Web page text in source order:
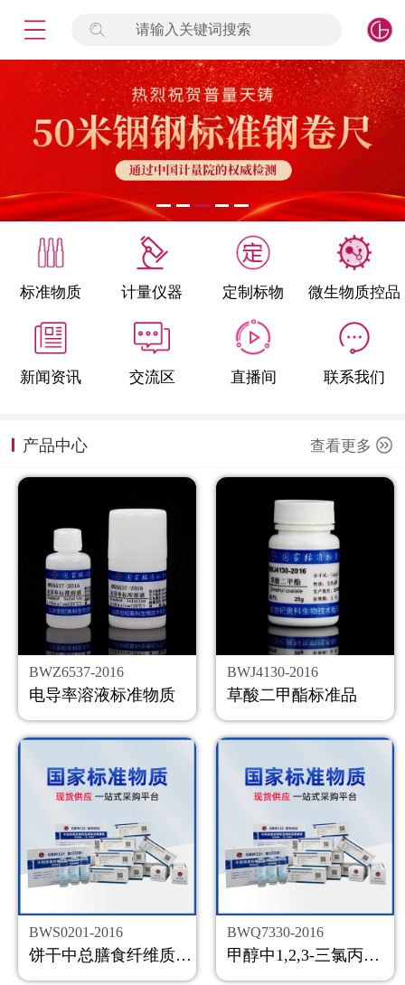
请输入关键词搜索
标准物质 计量仪器 定制标物 微生物质控品
新闻资讯 交流区 直播间 联系我们
产品中心 查看更多
BWZ6537-2016
电导率溶液标准物质
BWJ4130-2016
草酸二甲酯标准品
BWS0201-2016
饼干中总膳食纤维质控样品
BWQ7330-2016
甲醇中1,2,3-三氯丙烷溶液标准物质
点击登录
签到
标准物质
产品专项
微生物检测/质控品
定制标物
定制仪器
新闻资讯
公司主页
购物车
会员中心
联系我们
返回主页